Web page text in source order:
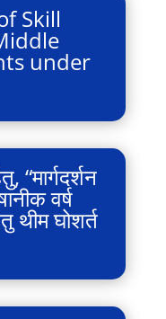
Skill
under
“मार्गदर्शन
वर्ष
घोशर्त